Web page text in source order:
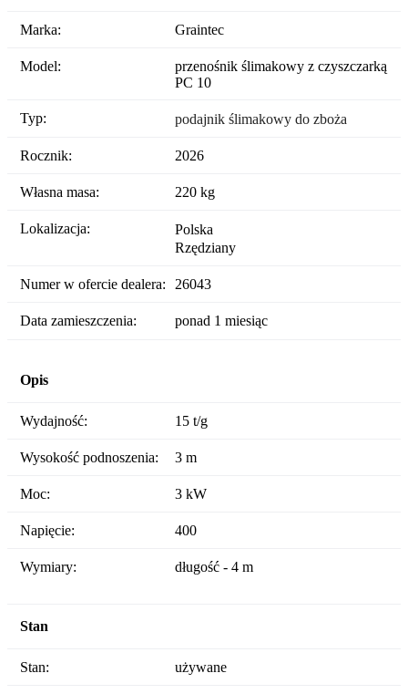
Marka: Graintec
Model:
przenośnik ślimakowy z czyszczarką
PC 10
Typ: podajnik ślimakowy do zboża
Rocznik: 2026
Własna masa: 220 kg
Lokalizacja:
Polska
Rzędziany
Numer w ofercie dealera: 26043
Data zamieszczenia: ponad 1 miesiąc
Opis
Wydajność: 15 t/g
Wysokość podnoszenia: 3 m
Moc: 3 kW
Napięcie: 400
Wymiary: długość - 4 m
Stan
Stan: używane